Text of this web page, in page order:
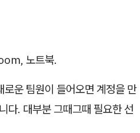
노트북.
운 팀원이 들어오면 계정을 만
다. 대부분 그때그때 필요한 선